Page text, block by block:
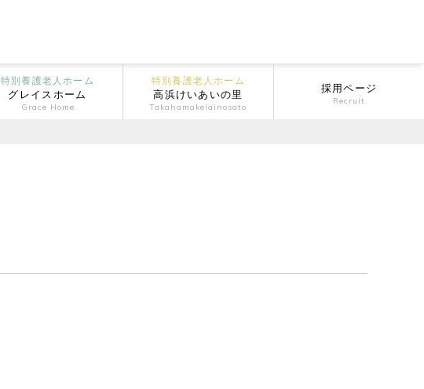
特別養護老人ホーム
グレイスホーム
Grace Home
特別養護老人ホーム
高浜けいあいの里
Takahamakeiainosato
採用ページ
Recruit